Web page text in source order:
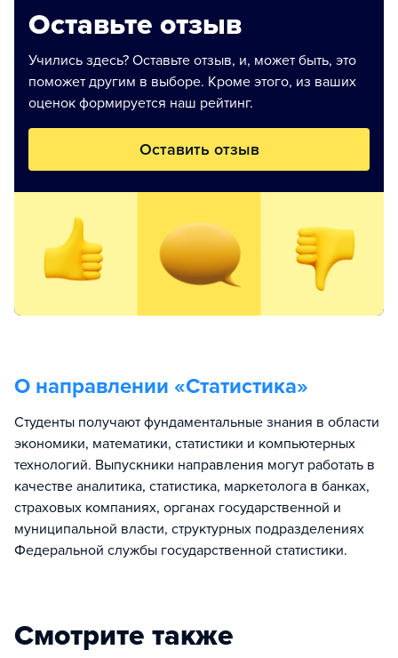
Оставьте отзыв
Учились здесь? Оставьте отзыв, и, может быть, это
поможет другим в выборе. Кроме этого, из ваших
оценок формируется наш рейтинг.
Оставить отзыв
О направлении «Статистика»
Студенты получают фундаментальные знания в области
экономики, математики, статистики и компьютерных
технологий. Выпускники направления могут работать в
качестве аналитика, статистика, маркетолога в банках,
страховых компаниях, органах государственной и
муниципальной власти, структурных подразделениях
Федеральной службы государственной статистики.
Смотрите также